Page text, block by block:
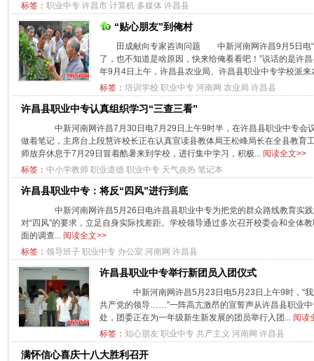
标签： 职业中专 许昌市 计算机 多媒体 许昌县
“贴心朋友”到俺村
田成献向专家咨询问题 中新河南网许昌9月5日电“
了，也不知道是啥原因，快来给俺看看吧！”说话的是许
年9月4日上午，许昌县农业局、许昌县职业中专学校派
标签： 培训学校 职业中专 河南网 农业局 许昌县
许昌县职业中专认真组织学习“三查三看”
中新河南网许昌7月30日电7月29日上午9时半，在许昌县职业中专会
做着笔记，主席台上段慧许校长正在认真宣读县教体局王松峰局长在全县教
师放弃休息于7月29日冒着酷暑来到学校，进行集中学习，积极... 阅读全文>>
标签： 中小学教师 职业道德 职业中专 天气炎热 笔记本
许昌县职业中专：将反“四风”进行到底
中新河南网许昌5月26日电许昌县职业中专为把党的群众路线教育实践
对“四风”的要求，立足自身实际找差距。学校领导通过多次召开校委会和全体
面的调查... 阅读全文>>
标签： 领导班子 职业中专 办公室 河南网 许昌县
许昌县职业中专举行新团员入团仪式
中新河南网许昌5月23日电5月23日上午9时，“我
共产党的领导……”一阵高亢激昂的宣誓声从许昌县职业
处，团委正在为一年级新生新发展的团员举行入团... 阅读
标签： 知心朋友 职业中专 共产主义 河南网 许昌县
满怀信心喜庆十八大胜利召开